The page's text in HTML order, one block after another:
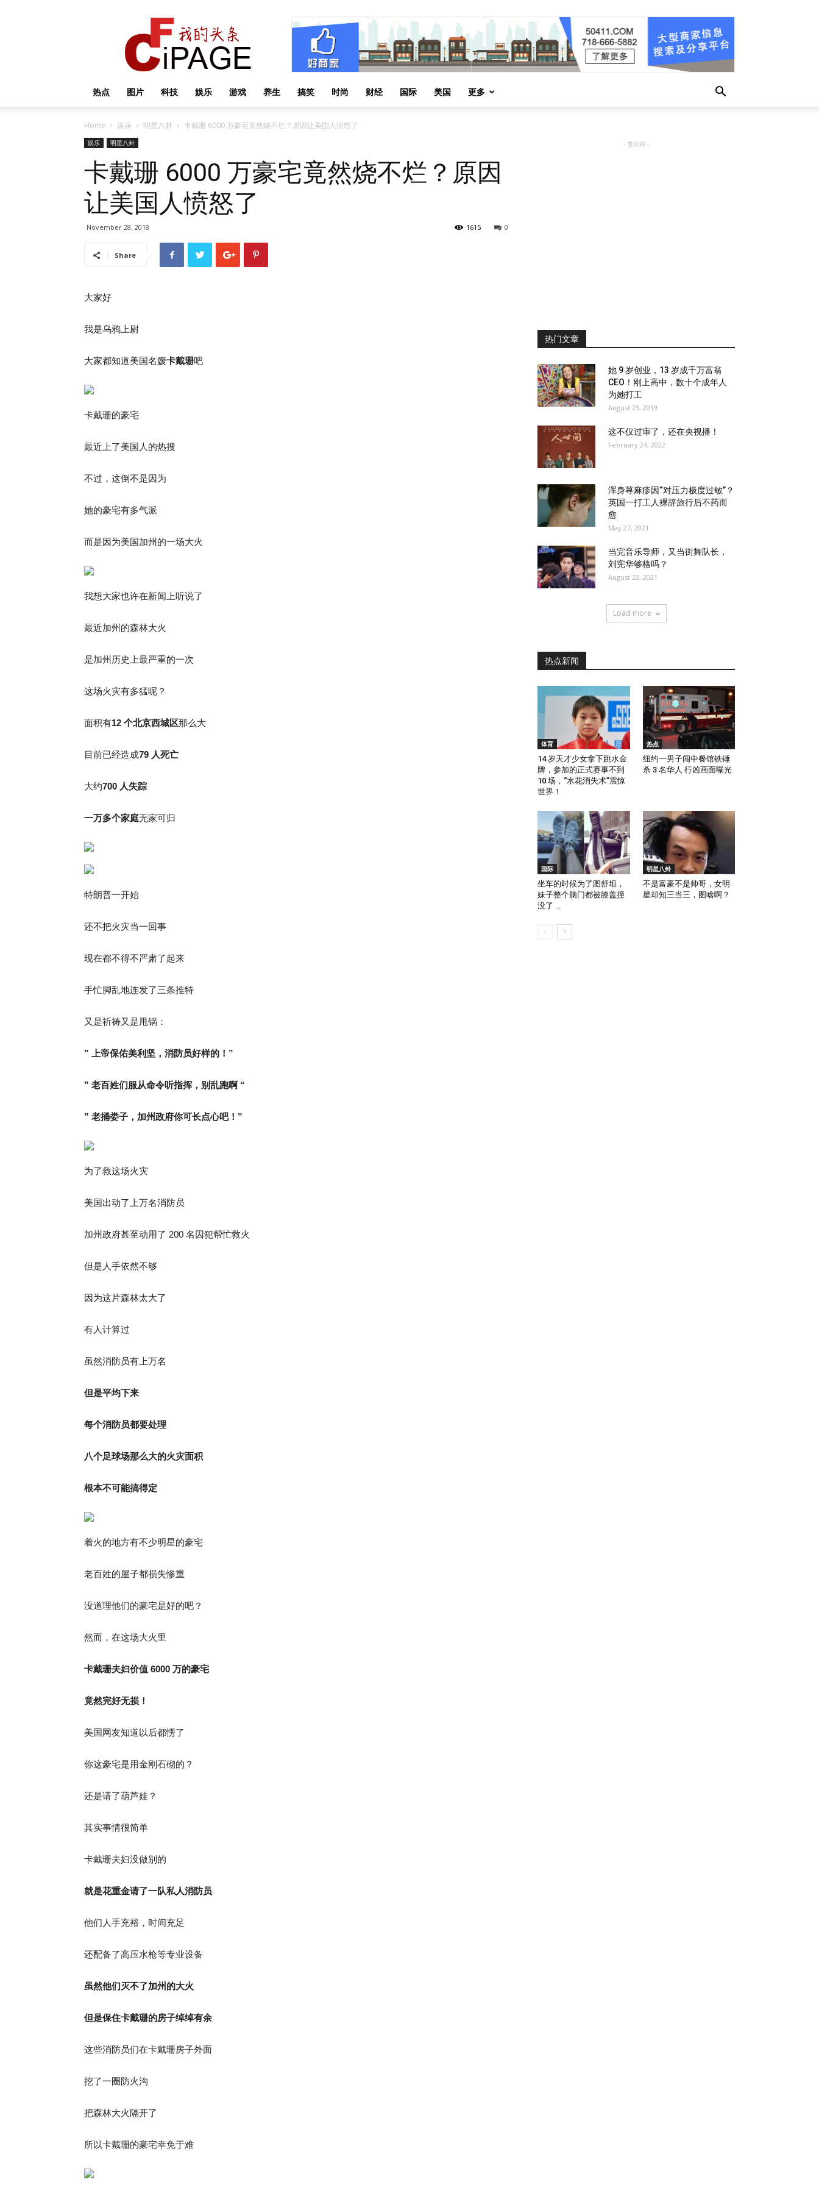
热点 图片 科技 娱乐 游戏 养生 搞笑 时尚 财经 国际 美国 更多
Home 娱乐 明星八卦 卡戴珊 6000 万豪宅竟然烧不烂？原因让美国人愤怒了
娱乐 明星八卦
卡戴珊 6000 万豪宅竟然烧不烂？原因
让美国人愤怒了
November 28, 2018 0
1615
Share
大家好
我是乌鸦上尉
大家都知道美国名媛卡戴珊吧
卡戴珊的豪宅
最近上了美国人的热搜
不过，这倒不是因为
她的豪宅有多气派
而是因为美国加州的一场大火
我想大家也许在新闻上听说了
最近加州的森林大火
是加州历史上最严重的一次
这场火灾有多猛呢？
面积有12 个北京西城区那么大
目前已经造成79 人死亡
大约700 人失踪
一万多个家庭无家可归
特朗普一开始
还不把火灾当一回事
现在都不得不严肃了起来
手忙脚乱地连发了三条推特
又是祈祷又是甩锅：
” 上帝保佑美利坚，消防员好样的！”
” 老百姓们服从命令听指挥，别乱跑啊 “
” 老捅娄子， 加州政府你可长点心吧！”
为了救这场火灾
美国出动了上万名消防员
加州政府甚至动用了 200 名囚犯帮忙救火
但是人手依然不够
因为这片森林太大了
有人计算过
虽然消防员有上万名
但是平均下来
每个消防员都要处理
八个足球场那么大的火灾面积
根本不可能搞得定
着火的地方有不少明星的豪宅
老百姓的屋子都损失惨重
没道理他们的豪宅是好的吧？
然而，在这场大火里
卡戴珊夫妇价值 6000 万的豪宅
竟然完好无损！
美国网友知道以后都愣了
你这豪宅是用金刚石砌的？
还是请了葫芦娃？
其实事情很简单
卡戴珊夫妇没做别的
就是花重金请了一队私人消防员
他们人手充裕，时间充足
还配备了高压水枪等专业设备
虽然他们灭不了加州的大火
但是保住卡戴珊的房子绰绰有余
这些消防员们在卡戴珊房子外面
挖了一圈防火沟
把森林大火隔开了
所以卡戴珊的豪宅幸免于难
- 赞助商 -
热门文章
她 9 岁创业，13 岁成千万富翁
CEO！刚上高中，数十个成年人
为她打工
August 23, 2019
这不仅过审了，还在央视播！
February 24, 2022
浑身荨麻疹因“对压力极度过敏”？
英国一打工人裸辞旅行后不药而
愈
May 27, 2021
当完音乐导师，又当街舞队长，
刘宪华够格吗？
August 23, 2021
Load more
热点新闻
体育
14 岁天才少女拿下跳水金
牌，参加的正式赛事不到
10 场，“水花消失术”震惊
世界！
热点
纽约一男子闯中餐馆铁锤
杀 3 名华人 行凶画面曝光
国际
坐车的时候为了图舒坦，
妹子整个脑门都被膝盖撞
没了 …
明星八卦
不是富豪不是帅哥，女明
星却知三当三，图啥啊？